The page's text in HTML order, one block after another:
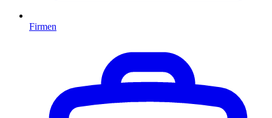
Firmen